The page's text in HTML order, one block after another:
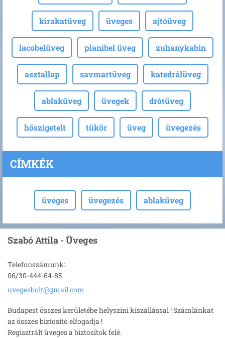
kirakatüveg üveges ajtóüveg
lacobelüveg planibel üveg zuhanykabin
asztallap savmartüveg katedrálüveg
ablaküveg üvegek drótüveg
hőszigetelt tükör üveg üvegezés
CÍMKÉK
üveges üvegezés ablaküveg
Szabó Attila - Üveges
Telefonszámunk:
06/30-444-64-85
uvegesbolt@gmail.com
Budapest összes kerületébe helyszíni kiszállással ! Számlánkat
az összes biztosító elfogadja !
Regisztrált üveges a biztosítok felé.